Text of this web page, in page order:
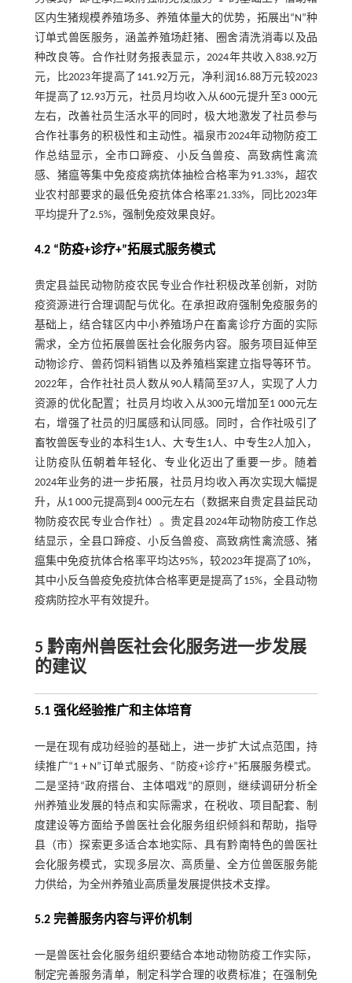
区内生猪规模养殖场多、养殖体量大的优势，拓展出“N”种
订单式兽医服务，涵盖养殖场赶猪、圈舍清洗消毒以及品
种改良等。合作社财务报表显示，2024年共收入838.92万
元，比2023年提高了141.92万元，净利润16.88万元较2023
年提高了12.93万元，社员月均收入从600元提升至3 000元
左右，改善社员生活水平的同时，极大地激发了社员参与
合作社事务的积极性和主动性。福泉市2024年动物防疫工
作总结显示，全市口蹄疫、小反刍兽疫、高致病性禽流
感、猪瘟等集中免疫疫病抗体抽检合格率为91.33%，超农
业农村部要求的最低免疫抗体合格率21.33%，同比2023年
平均提升了2.5%，强制免疫效果良好。
4.2 “防疫+诊疗+”拓展式服务模式
贵定县益民动物防疫农民专业合作社积极改革创新，对防
疫资源进行合理调配与优化。在承担政府强制免疫服务的
基础上，结合辖区内中小养殖场户在畜禽诊疗方面的实际
需求，全方位拓展兽医社会化服务内容。服务项目延伸至
动物诊疗、兽药饲料销售以及养殖档案建立指导等环节。
2022年，合作社社员人数从90人精简至37人，实现了人力
资源的优化配置；社员月均收入从300元增加至1 000元左
右，增强了社员的归属感和认同感。同时，合作社吸引了
畜牧兽医专业的本科生1人、大专生1人、中专生2人加入，
让防疫队伍朝着年轻化、专业化迈出了重要一步。随着
2024年业务的进一步拓展，社员月均收入再次实现大幅提
升，从1 000元提高到4 000元左右（数据来自贵定县益民动
物防疫农民专业合作社）。贵定县2024年动物防疫工作总
结显示，全县口蹄疫、小反刍兽疫、高致病性禽流感、猪
瘟集中免疫抗体合格率平均达95%，较2023年提高了10%，
其中小反刍兽疫免疫抗体合格率更是提高了15%，全县动物
疫病防控水平有效提升。
5 黔南州兽医社会化服务进一步发展
的建议
5.1 强化经验推广和主体培育
一是在现有成功经验的基础上，进一步扩大试点范围，持
续推广“1 + N”订单式服务、“防疫+诊疗+”拓展服务模式。
二是坚持“政府搭台、主体唱戏”的原则，继续调研分析全
州养殖业发展的特点和实际需求，在税收、项目配套、制
度建设等方面给予兽医社会化服务组织倾斜和帮助，指导
县（市）探索更多适合本地实际、具有黔南特色的兽医社
会化服务模式，实现多层次、高质量、全方位兽医服务能
力供给，为全州养殖业高质量发展提供技术支撑。
5.2 完善服务内容与评价机制
一是兽医社会化服务组织要结合本地动物防疫工作实际，
制定完善服务清单，制定科学合理的收费标准；在强制免